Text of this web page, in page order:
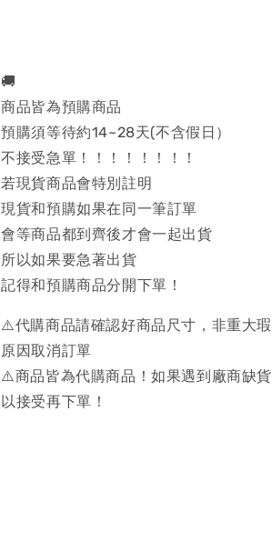
🚚
商品皆為預購商品
預購須等待約14~28天(不含假日）
不接受急單！！！！！！！！
若現貨商品會特別註明
現貨和預購如果在同一筆訂單
會等商品都到齊後才會一起出貨
所以如果要急著出貨
記得和預購商品分開下單！
⚠️代購商品請確認好商品尺寸，非重大
原因取消訂單
⚠️商品皆為代購商品！如果遇到廠商缺
以接受再下單！